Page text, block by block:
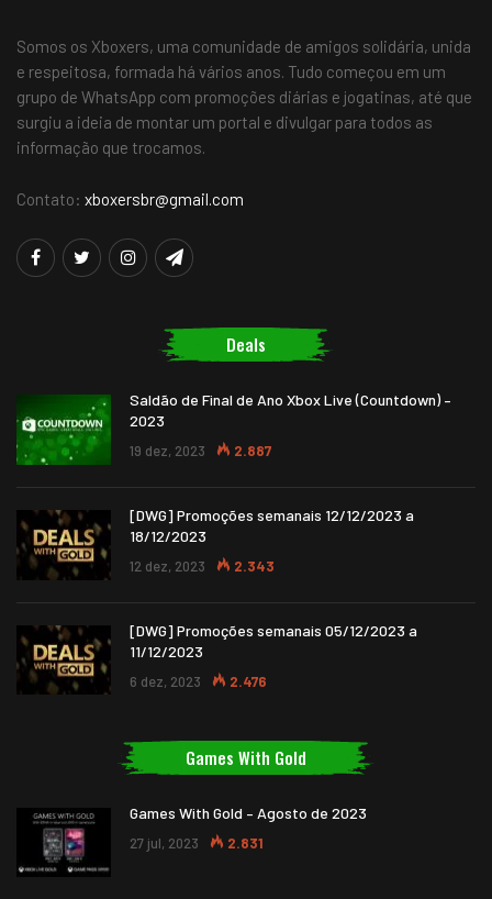
Somos os Xboxers, uma comunidade de amigos solidária, unida
e respeitosa, formada há vários anos. Tudo começou em um
grupo de WhatsApp com promoções diárias e jogatinas, até que
surgiu a ideia de montar um portal e divulgar para todos as
informação que trocamos.
Contato: xboxersbr@gmail.com
Deals
Saldão de Final de Ano Xbox Live (Countdown) –
2023
19 dez, 2023 2.887
[DWG] Promoções semanais 12/12/2023 a
18/12/2023
12 dez, 2023 2.343
[DWG] Promoções semanais 05/12/2023 a
11/12/2023
6 dez, 2023 2.476
Games With Gold
Games With Gold – Agosto de 2023
27 jul, 2023 2.831